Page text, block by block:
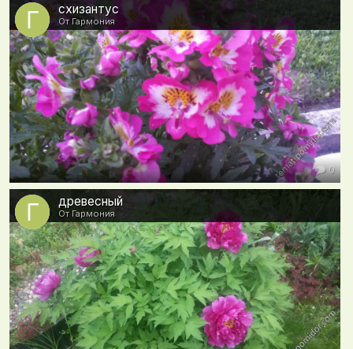
схизантус
От Гармония
0
древесный
От Гармония